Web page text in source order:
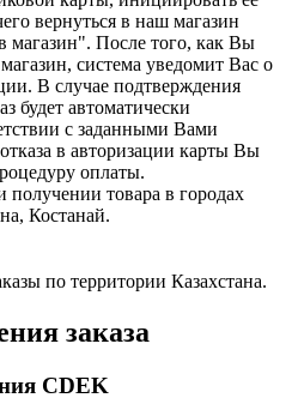
вернуться в наш магазин
магазин". После того, как Вы
система уведомит Вас о
В случае подтверждения
будет автоматически
с заданными Вами
в авторизации карты Вы
оплаты.
товара в городах
Костанай.
по территории Казахстана.
заказа
CDEK